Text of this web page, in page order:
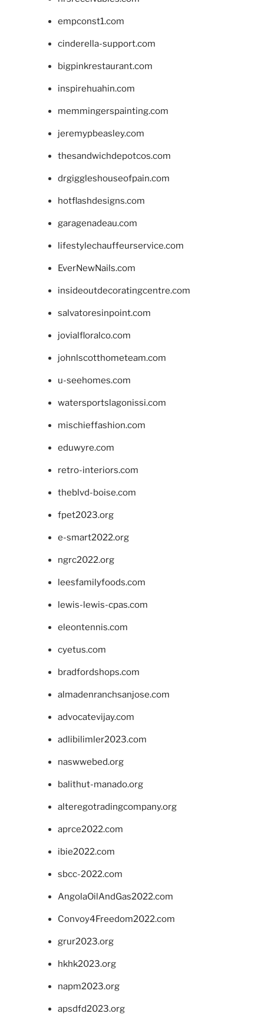
empconst1.com
cinderella-support.com
bigpinkrestaurant.com
inspirehuahin.com
memmingerspainting.com
jeremypbeasley.com
thesandwichdepotcos.com
drgiggleshouseofpain.com
hotflashdesigns.com
garagenadeau.com
lifestylechauffeurservice.com
EverNewNails.com
insideoutdecoratingcentre.com
salvatoresinpoint.com
jovialfloralco.com
johnlscotthometeam.com
u-seehomes.com
watersportslagonissi.com
mischieffashion.com
eduwyre.com
retro-interiors.com
theblvd-boise.com
fpet2023.org
e-smart2022.org
ngrc2022.org
leesfamilyfoods.com
lewis-lewis-cpas.com
eleontennis.com
cyetus.com
bradfordshops.com
almadenranchsanjose.com
advocatevijay.com
adlibilimler2023.com
naswwebed.org
balithut-manado.org
alteregotradingcompany.org
aprce2022.com
ibie2022.com
sbcc-2022.com
AngolaOilAndGas2022.com
Convoy4Freedom2022.com
grur2023.org
hkhk2023.org
napm2023.org
apsdfd2023.org